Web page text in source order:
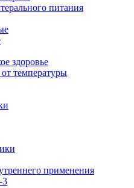
питания
здоровье
температуры
применения
3